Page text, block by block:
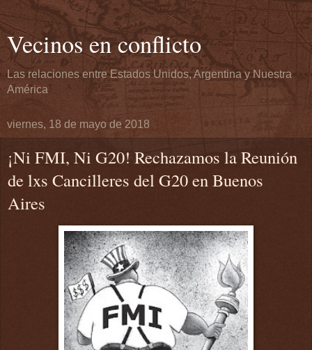
Vecinos en conflicto
Las relaciones entre Estados Unidos, Argentina y Nuestra
América
viernes, 18 de mayo de 2018
¡Ni FMI, Ni G20! Rechazamos la Reunión
de lxs Cancilleres del G20 en Buenos
Aires